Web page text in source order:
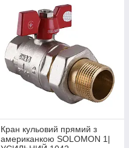
Кран кульовий прямий з
американкою SOLOMON 1|